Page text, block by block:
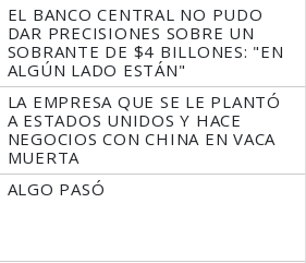
EL BANCO CENTRAL NO PUDO
DAR PRECISIONES SOBRE UN
SOBRANTE DE $4 BILLONES: "EN
ALGÚN LADO ESTÁN"
LA EMPRESA QUE SE LE PLANTÓ
A ESTADOS UNIDOS Y HACE
NEGOCIOS CON CHINA EN VACA
MUERTA
ALGO PASÓ